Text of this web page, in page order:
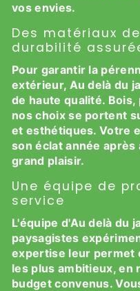
vos envies.
Des matériaux
durabilité
Pour garantir la
extérieur, Au delà du
de haute qualité.
nos choix se portent
et esthétiques. Votre
son éclat année
grand plaisir.
Une équipe de
service
L'équipe d'Au delà du
paysagistes
expertise leur permet
les plus ambitieux, en
budget convenus.